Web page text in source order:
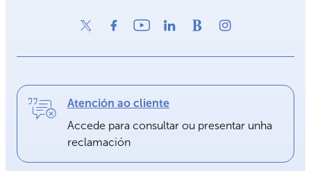
Atención ao cliente
Accede para consultar ou presentar unha
reclamación